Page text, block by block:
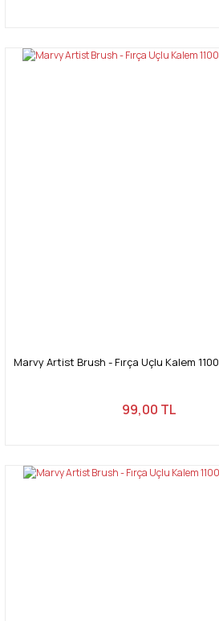
Marvy Artist Brush - Fırça Uçlu Kalem
99,00 TL